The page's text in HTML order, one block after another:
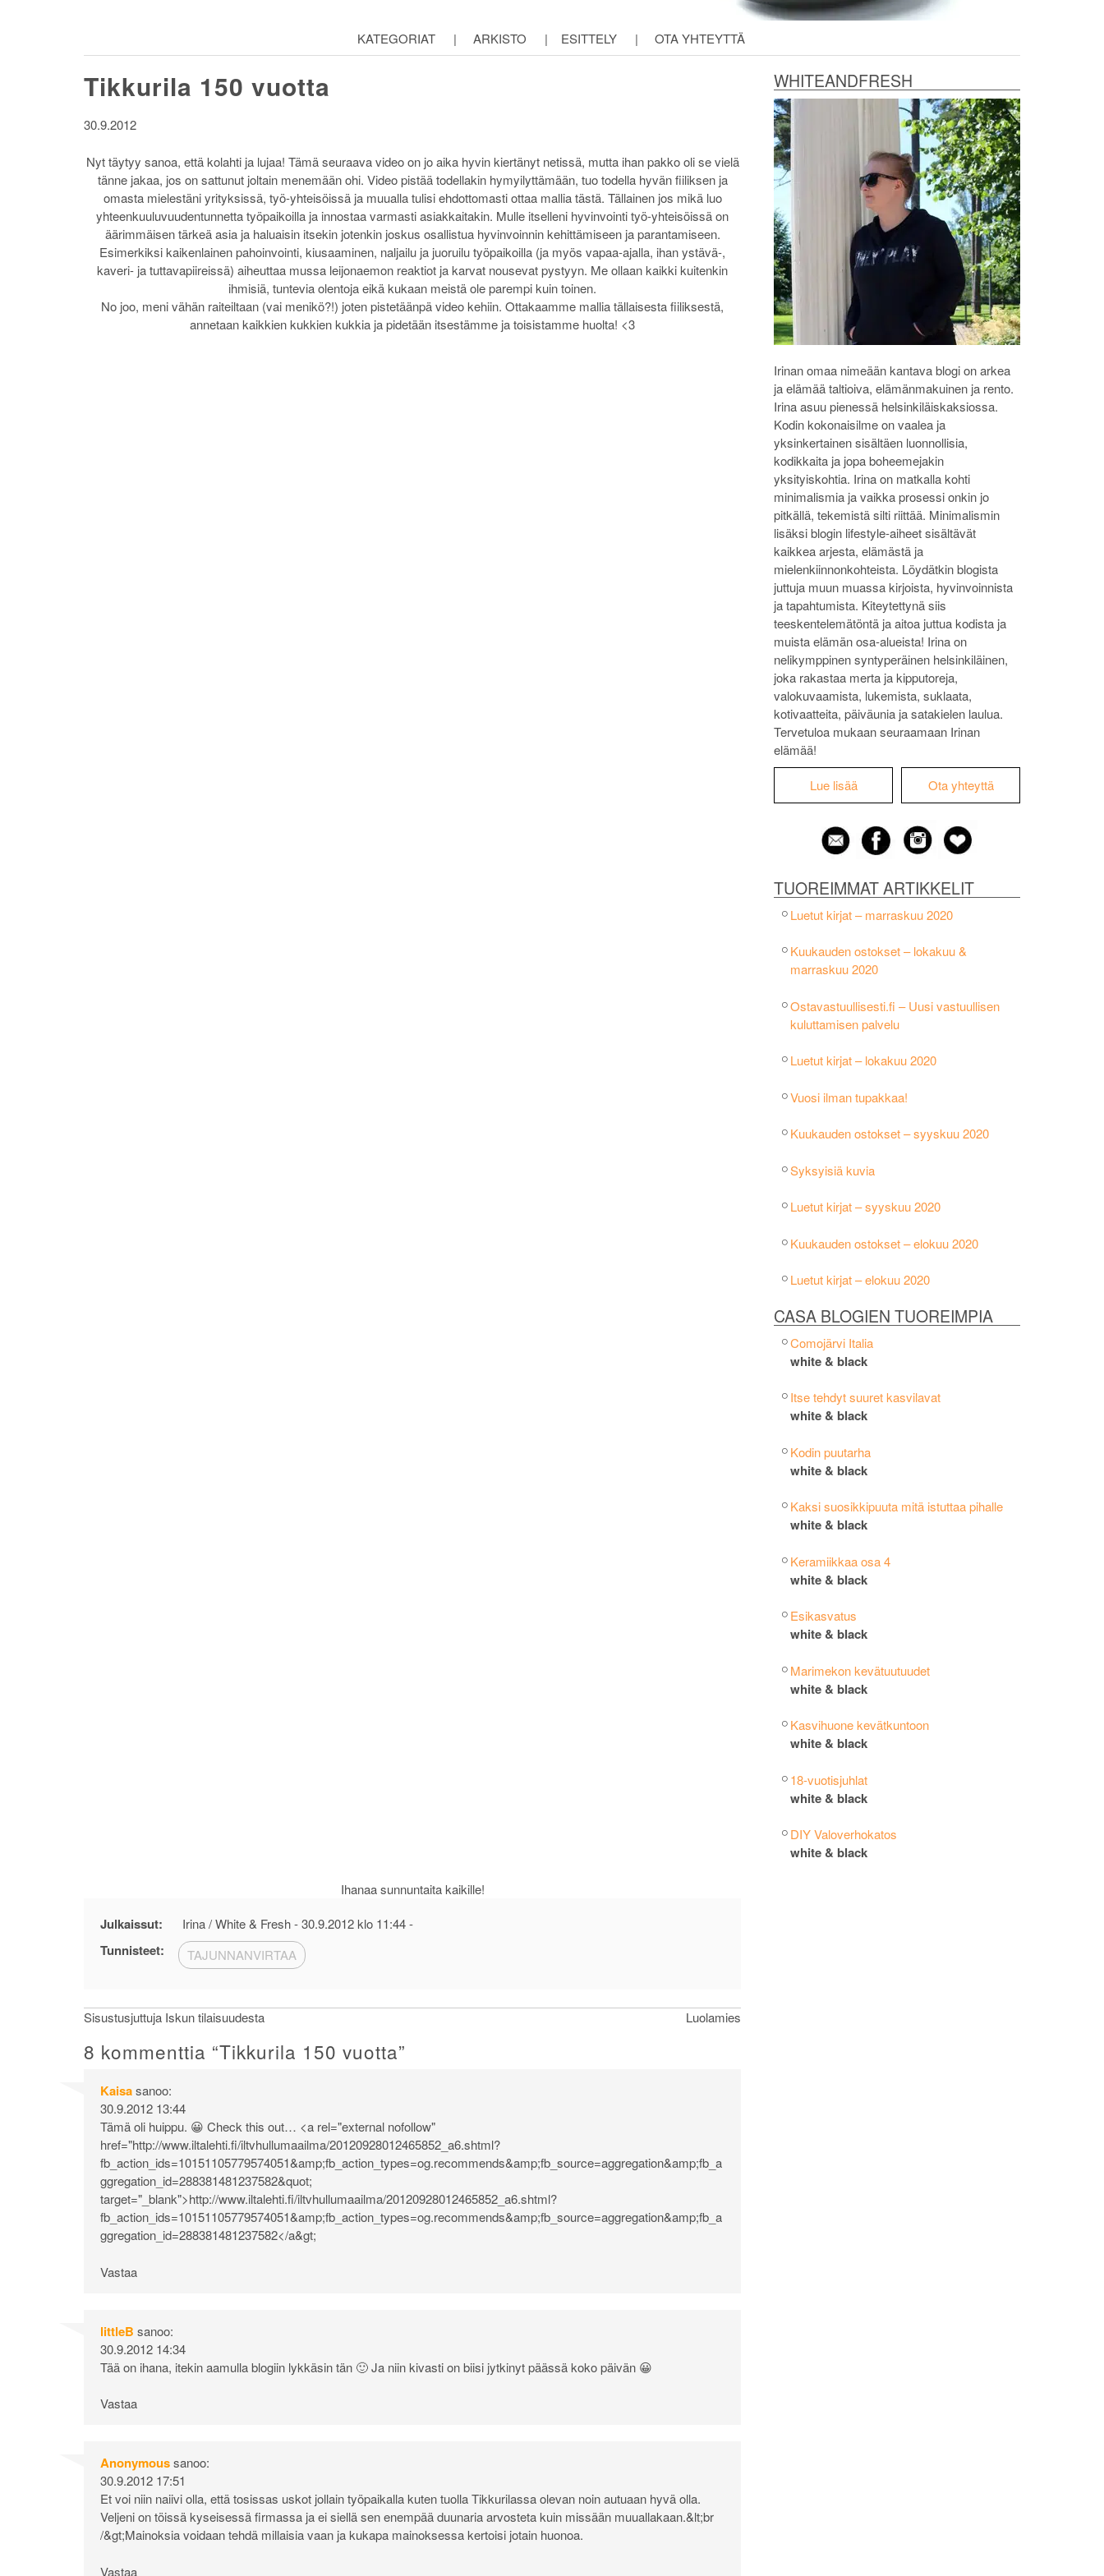
KATEGORIAT | ARKISTO | ESITTELY | OTA YHTEYTTÄ
WHITEANDFRESH
Irinan omaa nimeään kantava blogi on arkea
ja elämää taltioiva, elämänmakuinen ja rento.
Irina asuu pienessä helsinkiläiskaksiossa.
Kodin kokonaisilme on vaalea ja
yksinkertainen sisältäen luonnollisia,
kodikkaita ja jopa boheemejakin
yksityiskohtia. Irina on matkalla kohti
minimalismia ja vaikka prosessi onkin jo
pitkällä, tekemistä silti riittää. Minimalismin
lisäksi blogin lifestyle-aiheet sisältävät
kaikkea arjesta, elämästä ja
mielenkiinnonkohteista. Löydätkin blogista
juttuja muun muassa kirjoista, hyvinvoinnista
ja tapahtumista. Kiteytettynä siis
teeskentelemätöntä ja aitoa juttua kodista ja
muista elämän osa-alueista! Irina on
nelikymppinen syntyperäinen helsinkiläinen,
joka rakastaa merta ja kipputoreja,
valokuvaamista, lukemista, suklaata,
kotivaatteita, päiväunia ja satakielen laulua.
Tervetuloa mukaan seuraamaan Irinan
elämää!
Lue lisää Ota yhteyttä
TUOREIMMAT ARTIKKELIT
Luetut kirjat – marraskuu 2020
Kuukauden ostokset – lokakuu &
marraskuu 2020
Ostavastuullisesti.fi – Uusi vastuullisen
kuluttamisen palvelu
Luetut kirjat – lokakuu 2020
Vuosi ilman tupakkaa!
Kuukauden ostokset – syyskuu 2020
Syksyisiä kuvia
Luetut kirjat – syyskuu 2020
Kuukauden ostokset – elokuu 2020
Luetut kirjat – elokuu 2020
CASA BLOGIEN TUOREIMPIA
Comojärvi Italia
white & black
Itse tehdyt suuret kasvilavat
white & black
Kodin puutarha
white & black
Kaksi suosikkipuuta mitä istuttaa pihalle
white & black
Keramiikkaa osa 4
white & black
Esikasvatus
white & black
Marimekon kevätuutuudet
white & black
Kasvihuone kevätkuntoon
white & black
18-vuotisjuhlat
white & black
DIY Valoverhokatos
white & black
Tikkurila 150 vuotta
30.9.2012
Nyt täytyy sanoa, että kolahti ja lujaa! Tämä seuraava video on jo aika hyvin kiertänyt netissä, mutta ihan pakko oli se vielä
tänne jakaa, jos on sattunut joltain menemään ohi. Video pistää todellakin hymyilyttämään, tuo todella hyvän fiiliksen ja
omasta mielestäni yrityksissä, työ-yhteisöissä ja muualla tulisi ehdottomasti ottaa mallia tästä. Tällainen jos mikä luo
yhteenkuuluvuudentunnetta työpaikoilla ja innostaa varmasti asiakkaitakin. Mulle itselleni hyvinvointi työ-yhteisöissä on
äärimmäisen tärkeä asia ja haluaisin itsekin jotenkin joskus osallistua hyvinvoinnin kehittämiseen ja parantamiseen.
Esimerkiksi kaikenlainen pahoinvointi, kiusaaminen, naljailu ja juoruilu työpaikoilla (ja myös vapaa-ajalla, ihan ystävä-,
kaveri- ja tuttavapiireissä) aiheuttaa mussa leijonaemon reaktiot ja karvat nousevat pystyyn. Me ollaan kaikki kuitenkin
ihmisiä, tuntevia olentoja eikä kukaan meistä ole parempi kuin toinen.
No joo, meni vähän raiteiltaan (vai menikö?!) joten pistetäänpä video kehiin. Ottakaamme mallia tällaisesta fiiliksestä,
annetaan kaikkien kukkien kukkia ja pidetään itsestämme ja toisistamme huolta! <3
Ihanaa sunnuntaita kaikille!
Julkaissut: Irina / White & Fresh -30.9.2012 klo 11:44-
Tunnisteet: TAJUNNANVIRTAA
Artikkelien
selaus
Sisustusjuttuja Iskun tilaisuudesta Luolamies
8 kommenttia “Tikkurila 150 vuotta”
Kaisasanoo:
30.9.2012 13:44
Tämä oli huippu. 😀 Check this out… <a rel="external nofollow"
href="http://www.iltalehti.fi/iltvhullumaailma/20120928012465852_a6.shtml?
fb_action_ids=10151105779574051&amp;fb_action_types=og.recommends&amp;fb_source=aggregation&amp;fb_a
ggregation_id=288381481237582&quot;
target="_blank">http://www.iltalehti.fi/iltvhullumaailma/20120928012465852_a6.shtml?
fb_action_ids=10151105779574051&amp;fb_action_types=og.recommends&amp;fb_source=aggregation&amp;fb_a
ggregation_id=288381481237582</a&gt;
Vastaa
littleB sanoo:
30.9.2012 14:34
Tää on ihana, itekin aamulla blogiin lykkäsin tän 🙂 Ja niin kivasti on biisi jytkinyt päässä koko päivän 😀
Vastaa
Anonymoussanoo:
30.9.2012 17:51
Et voi niin naiivi olla, että tosissas uskot jollain työpaikalla kuten tuolla Tikkurilassa olevan noin autuaan hyvä olla.
Veljeni on töissä kyseisessä firmassa ja ei siellä sen enempää duunaria arvosteta kuin missään muuallakaan.&lt;br
/&gt;Mainoksia voidaan tehdä millaisia vaan ja kukapa mainoksessa kertoisi jotain huonoa.
Vastaa